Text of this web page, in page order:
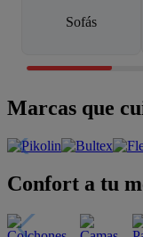
Sofás
Marcas que
Confort a tu